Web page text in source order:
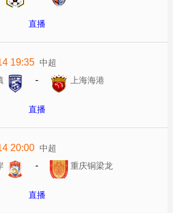
直播
19:35 中超
- 上海海港
直播
20:00 中超
- 重庆铜梁龙
直播